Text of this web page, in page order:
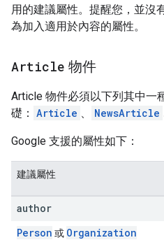
用的建議屬性。提醒您，並沒
為加入適用於內容的屬性。
Article 物件
Article 物件必須以下列其中一
礎： Article NewsArticle
Google 支援的屬性如下：
建議屬性
author
Person 或 Organization